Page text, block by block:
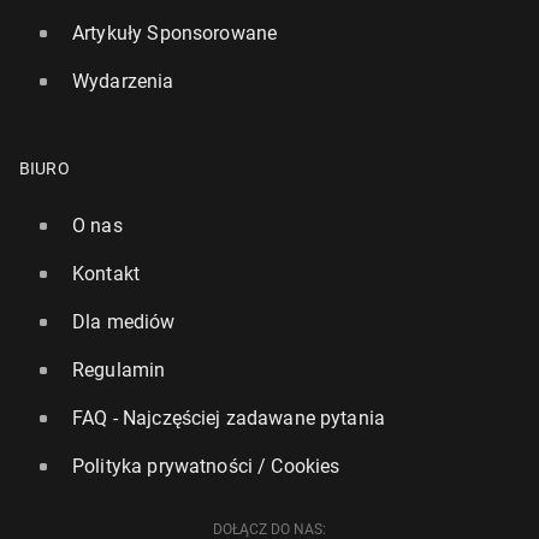
Rząd UK apeluje, by nie od­wo­ły­wać swoich podróży
lot­ni­czych z powodu obaw o nie­do­bór paliwa
Artykuły Sponsorowane
Wydarzenia
BIURO
O nas
Kontakt
Dla mediów
Regulamin
FAQ - Najczęściej zadawane pytania
Polityka prywatności / Cookies
DOŁĄCZ DO NAS: